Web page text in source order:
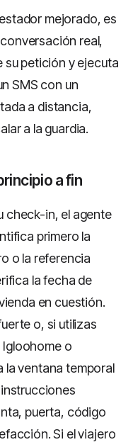
mejorado, es
real,
su petición y ejecuta
SMS con un
a distancia,
a la guardia.
a fin
check-in, el agente
primero la
o la referencia
la fecha de
en cuestión.
o, si utilizas
o
la ventana temporal
puerta, código
Si el viajero